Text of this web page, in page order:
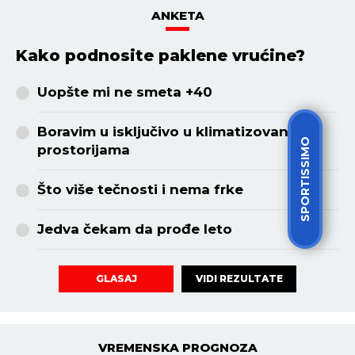
SPORTISSIMO
ANKETA
Kako podnosite paklene vrućine?
Uopšte mi ne smeta +40
Boravim u isključivo u klimatizovanim
prostorijama
Što više tečnosti i nema frke
Jedva čekam da prođe leto
GLASAJ VIDI REZULTATE
VREMENSKA PROGNOZA